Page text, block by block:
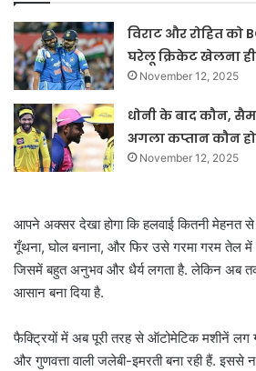
विराट और रोहित को
घरेलू क्रिकेट खेलना ही
November 12, 2025
धोनी के बाद कौन,
अगला कप्तान कौन
November 12, 2025
आपने अक्सर देखा होगा कि हलवाई कितनी मेहनत से
गूँथना, घोल बनाना, और फिर उसे गरमा गरम तेल
जिसमें बहुत अनुभव और धैर्य लगता है. लेकिन अब
आसान बना दिया है.
फैक्ट्रियों में अब पूरी तरह से ऑटोमेटिक मशीनें लग
और गुणवत्ता वाली जलेबी-इमरती बना रही हैं. इससे